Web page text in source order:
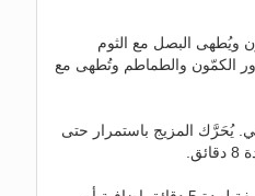
ويُطهى البصل مع الثوم
الكمّون والطماطم وتُطهى مع
يُحَرَّك المزيج باستمرار حتى